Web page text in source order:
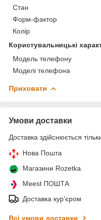
Стан
Форм-фактор
Колір
Користувальницькі
Модель телефону
Моделі телефона
Приховати
Умови доставки
Доставка здійснюється
Нова Пошта
Магазини Rozetka
Meest ПОШТА
Доставка кур'єром
Всі умови доставки